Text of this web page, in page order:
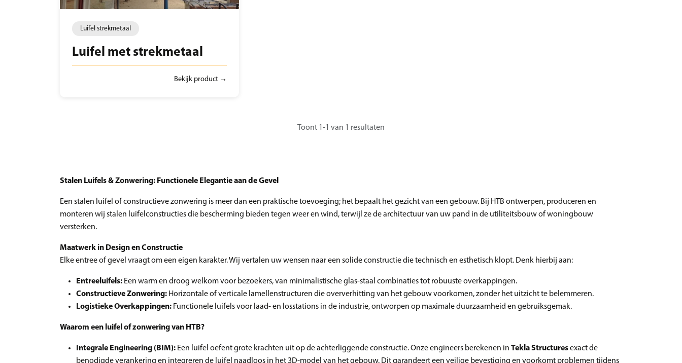
Luifel strekmetaal
Luifel met strekmetaal
Bekijk product →
Toont 1-1 van 1 resultaten
Stalen Luifels & Zonwering: Functionele Elegantie aan de Gevel
Een stalen luifel of constructieve zonwering is meer dan een praktische toevoeging; het bepaalt het gezicht van een gebouw. Bij HTB ontwerpen, produceren en
monteren wij stalen luifelconstructies die bescherming bieden tegen weer en wind, terwijl ze de architectuur van uw pand in de utiliteitsbouw of woningbouw
versterken.
Maatwerk in Design en Constructie
Elke entree of gevel vraagt om een eigen karakter. Wij vertalen uw wensen naar een solide constructie die technisch en esthetisch klopt. Denk hierbij aan:
Entreeluifels: Een warm en droog welkom voor bezoekers, van minimalistische glas-staal combinaties tot robuuste overkappingen.
Constructieve Zonwering: Horizontale of verticale lamellenstructuren die oververhitting van het gebouw voorkomen, zonder het uitzicht te belemmeren.
Logistieke Overkappingen: Functionele luifels voor laad- en losstations in de industrie, ontworpen op maximale duurzaamheid en gebruiksgemak.
Waarom een luifel of zonwering van HTB?
Integrale Engineering (BIM): Een luifel oefent grote krachten uit op de achterliggende constructie. Onze engineers berekenen in Tekla Structuresexact de
benodigde verankering en integreren de luifel naadloos in het 3D-model van het gebouw. Dit garandeert een veilige bevestiging en voorkomt problemen tijdens